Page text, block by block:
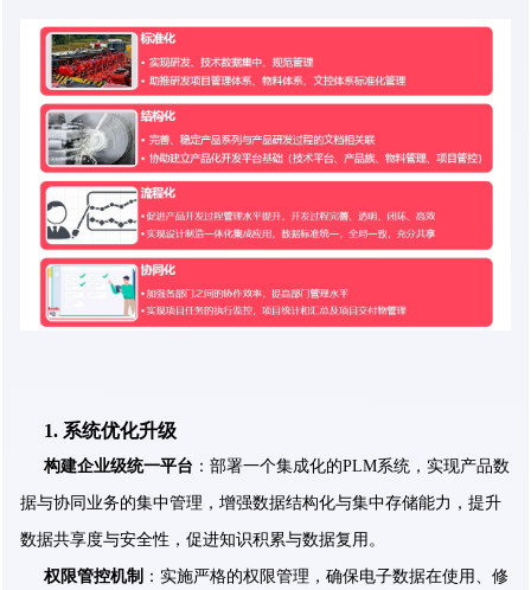
1. 系统优化升级
构建企业级统一平台 ：部署一个集成化的PLM系统，实现产品数
据与协同业务的集中管理，增强数据结构化与集中存储能力，提升
数据共享度与安全性，促进知识积累与数据复用。
权限管控机制 ：实施严格的权限管理，确保电子数据在使用、修